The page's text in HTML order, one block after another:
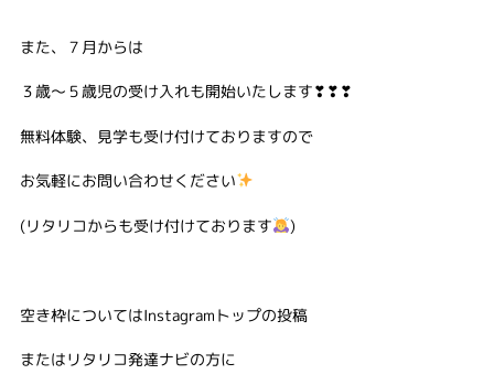
また、７月からは
３歳～５歳児の受け入れも開始いたします❣❣❣
無料体験、見学も受け付けておりますので
お気軽にお問い合わせください
(リタリコからも受け付けております )
空き枠についてはInstagramトップの投稿
またはリタリコ発達ナビの方に